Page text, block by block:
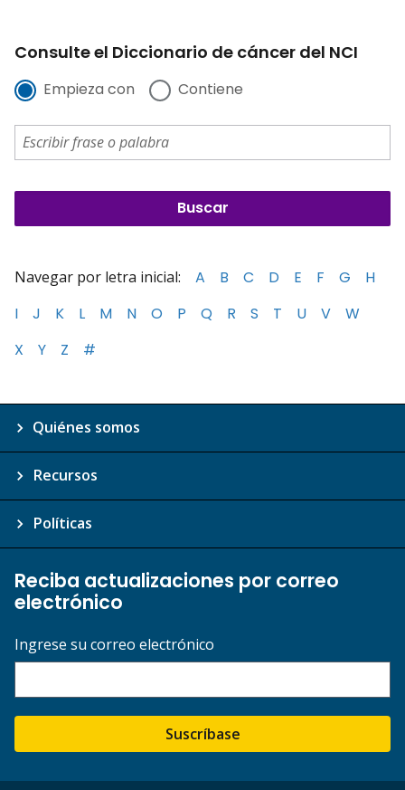
Consulte el Diccionario de cáncer del NCI
Empieza con Contiene
Navegar por letra inicial: A B C D E F G
H
I
J K L M N O P Q R S T U V
W
X
Y Z #
Quiénes somos
Recursos
Políticas
Reciba actualizaciones por correo
electrónico
Ingrese su correo electrónico
Suscríbase